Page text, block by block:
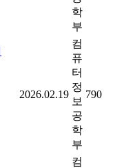
학
부
2026.02.19
컴
퓨
터
정
보
공
학
부
790
컴